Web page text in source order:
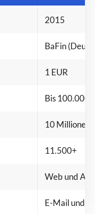
2015
BaFin
1 EUR
Bis 100.000
10 Millionen
11.500+
Web und
E-Mail und